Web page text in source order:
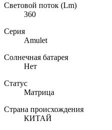
Световой поток (Lm)
360
Серия
Amulet
Солнечная батарея
Нет
Статус
Матрица
Страна происхождения
КИТАЙ